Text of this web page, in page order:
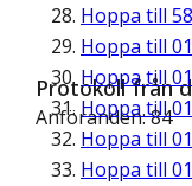
Hoppa till
Hoppa till
Hoppa till
Hoppa till
Hoppa till
Hoppa till
Protokoll från
Anföranden: 84